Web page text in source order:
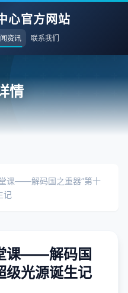
心官方网站
资讯 联系我们
情
课——解码国之重器”第十
记
课——解码国
级光源诞生记